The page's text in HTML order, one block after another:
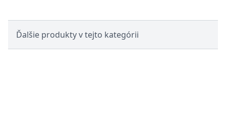
Ďalšie produkty v tejto kategórii